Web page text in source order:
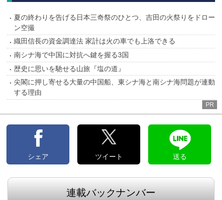
夏の終わりを告げる日本三奇祭のひとつ、吉田の火祭りをドロー
ン空撮
織田信長の資金調達法 家計は火の車でも上洛できる
南シナ海で中国に対抗へ鍵を握る3国
歴史に思いを馳せる山旅『塩の道』
尖閣に押し寄せる大量の中国船、東シナ海と南シナ海問題が連動
する理由
PR
シェア ツイート 送る
連載バックナンバー